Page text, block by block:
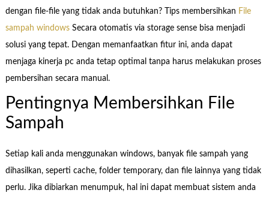
dengan file-file yang tidak anda butuhkan? Tips membersihkan File
sampah windowsSecara otomatis via storage sense bisa menjadi
solusi yang tepat. Dengan memanfaatkan fitur ini, anda dapat
menjaga kinerja pc anda tetap optimal tanpa harus melakukan proses
pembersihan secara manual.
Pentingnya Membersihkan File
Sampah
Setiap kali anda menggunakan windows, banyak file sampah yang
dihasilkan, seperti cache, folder temporary, dan file lainnya yang tidak
perlu. Jika dibiarkan menumpuk, hal ini dapat membuat sistem anda